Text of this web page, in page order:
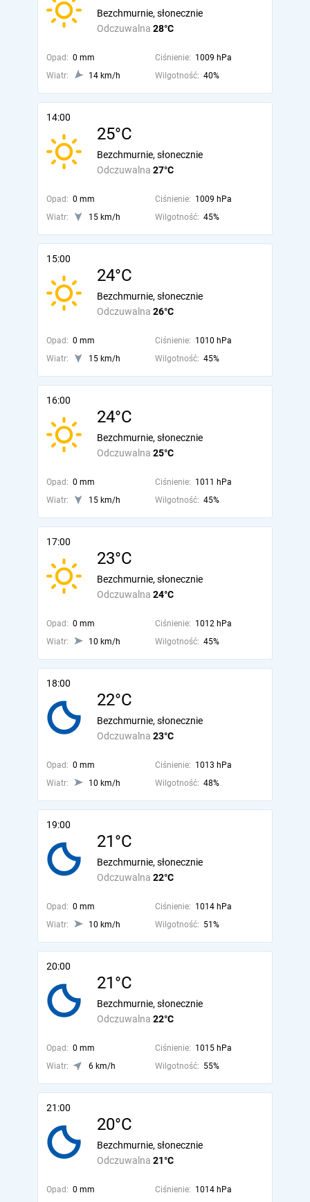
Odczuwalna 28°C
Bezchmurnie, słonecznie
Opad: 0 mm Ciśnienie: 1009 hPa
Wiatr:
14 km/h Wilgotność: 40%
14:00
25°C
Odczuwalna 27°C
Bezchmurnie, słonecznie
Opad: 0 mm Ciśnienie: 1009 hPa
Wiatr:
15 km/h Wilgotność: 45%
15:00
24°C
Odczuwalna 26°C
Bezchmurnie, słonecznie
Opad: 0 mm Ciśnienie: 1010 hPa
Wiatr:
15 km/h Wilgotność: 45%
16:00
24°C
Odczuwalna 25°C
Bezchmurnie, słonecznie
Opad: 0 mm Ciśnienie: 1011 hPa
Wiatr:
15 km/h Wilgotność: 45%
17:00
23°C
Odczuwalna 24°C
Bezchmurnie, słonecznie
Opad: 0 mm Ciśnienie: 1012 hPa
Wiatr:
10 km/h Wilgotność: 45%
18:00
22°C
Odczuwalna 23°C
Bezchmurnie, słonecznie
Opad: 0 mm Ciśnienie: 1013 hPa
Wiatr:
10 km/h Wilgotność: 48%
19:00
21°C
Odczuwalna 22°C
Bezchmurnie, słonecznie
Opad: 0 mm Ciśnienie: 1014 hPa
Wiatr:
10 km/h Wilgotność: 51%
20:00
21°C
Odczuwalna 22°C
Bezchmurnie, słonecznie
Opad: 0 mm Ciśnienie: 1015 hPa
Wiatr:
6 km/h Wilgotność: 55%
21:00
20°C
Odczuwalna 21°C
Bezchmurnie, słonecznie
Opad: 0 mm Ciśnienie: 1014 hPa